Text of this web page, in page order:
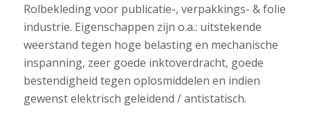
Rolbekleding voor publicatie-, verpakkings- & folie
industrie. Eigenschappen zijn o.a.: uitstekende
weerstand tegen hoge belasting en mechanische
inspanning, zeer goede inktoverdracht, goede
bestendigheid tegen oplosmiddelen en indien
gewenst elektrisch geleidend / antistatisch.